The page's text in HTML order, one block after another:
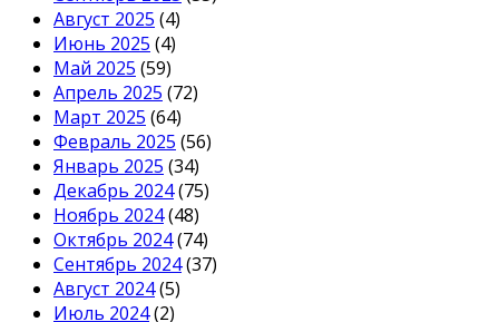
Август 2025 (4)
Июнь 2025 (4)
Май 2025 (59)
Апрель 2025 (72)
Март 2025 (64)
Февраль 2025 (56)
Январь 2025 (34)
Декабрь 2024(75)
Ноябрь 2024(48)
Октябрь 2024(74)
Сентябрь 2024(37)
Август 2024(5)
Июль 2024(2)